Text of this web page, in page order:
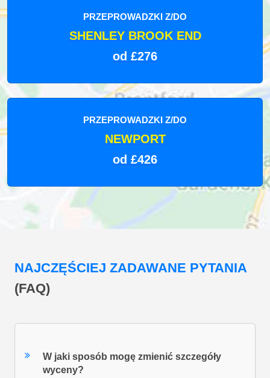
PRZEPROWADZKI Z/DO
SHENLEY BROOK END
od £276
PRZEPROWADZKI Z/DO
NEWPORT
od £426
NAJCZĘŚCIEJ ZADAWANE PYTANIA
(FAQ)
W jaki sposób mogę zmienić szczegóły
wyceny?